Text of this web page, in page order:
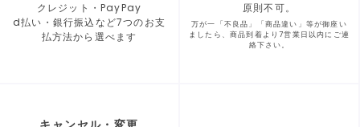
クレジット・PayPay
d払い・銀行振込など7つのお支
払方法から選べます
原則不可。
万が一「不良品」「商品違い」等が御座い
ましたら、商品到着より7営業日以内にご連
絡下さい。